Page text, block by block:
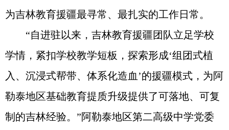
为吉林教育援疆最寻常、最扎实的工作日常。
“自进驻以来，吉林教育援疆团队立足学校
学情，紧扣学校教学短板，探索形成‘组团式植
入、沉浸式帮带、体系化造血’的援疆模式，为阿
勒泰地区基础教育提质升级提供了可落地、可复
制的吉林经验。”阿勒泰地区第二高级中学党委